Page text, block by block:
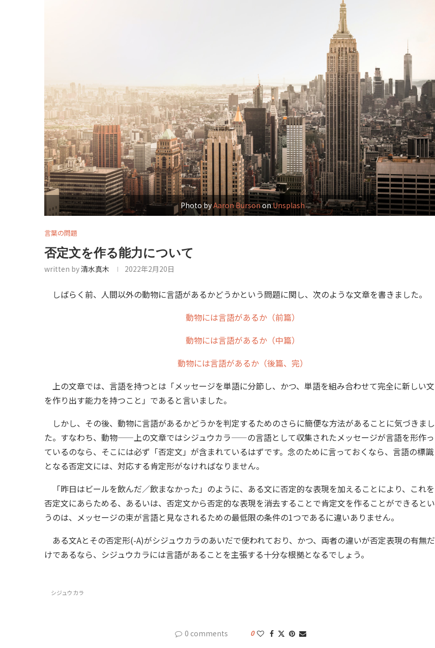
Photo byAaron BursononUnsplash
言葉の問題
否定文を作る能力について
written by清水真木 2022年2月20日
しばらく前、人間以外の動物に言語があるかどうかという問題に関し、次のような文章を書きました。
動物には言語があるか（前篇）
動物には言語があるか（中篇）
動物には言語があるか（後篇、完）
上の文章では、言語を持つとは「メッセージを単語に分節し、かつ、単語を組み合わせて完全に新しい文
を作り出す能力を持つこと」であると言いました。
しかし、その後、動物に言語があるかどうかを判定するためのさらに簡便な方法があることに気づきまし
た。すなわち、動物——上の文章ではシジュウカラ——の言語として収集されたメッセージが言語を形作っ
ているのなら、そこには必ず「否定文」が含まれているはずです。念のために言っておくなら、言語の標識
となる否定文には、対応する肯定形がなければなりません。
「昨日はビールを飲んだ／飲まなかった」のように、ある文に否定的な表現を加えることにより、これを
否定文にあらためる、あるいは、否定文から否定的な表現を消去することで肯定文を作ることができるとい
うのは、メッセージの束が言語と見なされるための最低限の条件の1つであるに違いありません。
ある文Aとその否定形(-A)がシジュウカラのあいだで使われており、かつ、両者の違いが否定表現の有無だ
けであるなら、シジュウカラには言語があることを主張する十分な根拠となるでしょう。
シジュウカラ
0 comments 0